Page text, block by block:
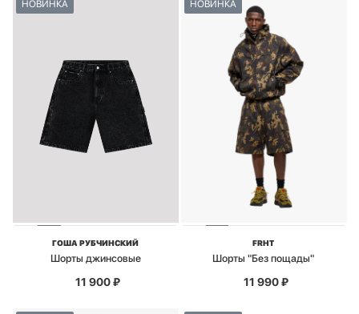
НОВИНКА
ГОША РУБЧИНСКИЙ
Шорты джинсовые
11 900₽
НОВИНКА
FRHT
Шорты "Без пощады"
11 990₽